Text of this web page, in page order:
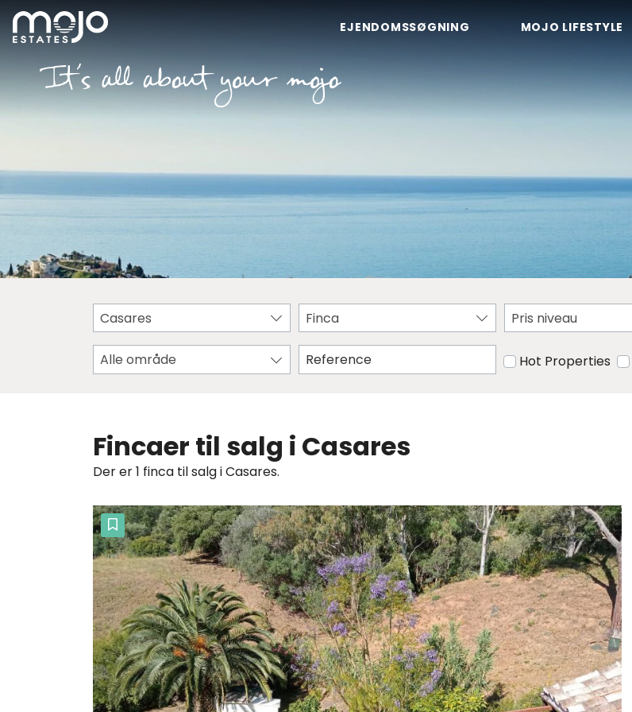
EJENDOMSSØGNING MOJO LIFESTYLE
Casares Finca Pris niveau
Alle område Hot Properties
Fincaer til salg i Casares
Der er 1 finca til salg i Casares.